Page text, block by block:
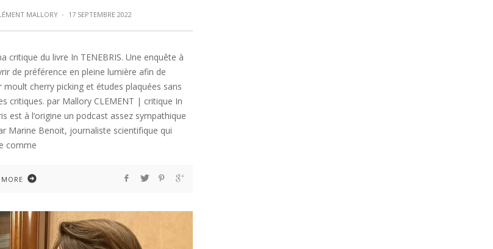
MALLORY · 17 SEPTEMBRE 2022
critique du livre In TENEBRIS. Une enquête à
de préférence en pleine lumière afin de
moult cherry picking et études plaquées sans
critiques. par Mallory CLEMENT | critique In
est à l’origine un podcast assez sympathique
Marine Benoit, journaliste scientifique qui
comme